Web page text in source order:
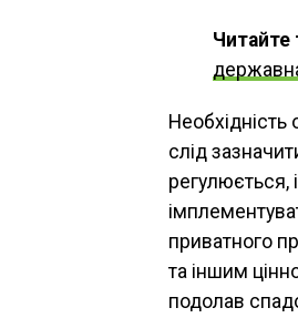
Читайте
слід
приватного
та іншим
подолав